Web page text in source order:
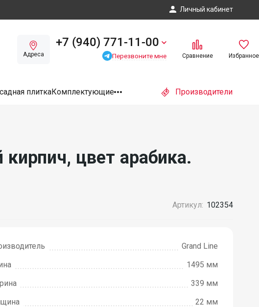
Личный кабинет
Адреса
+7 (940) 771-11-00
Перезвоните мне Сравнение Избранное
плиткаКомплектующие Производители
цвет арабика.
Артикул: 102354
Grand Line
1495 мм
339 мм
22 мм